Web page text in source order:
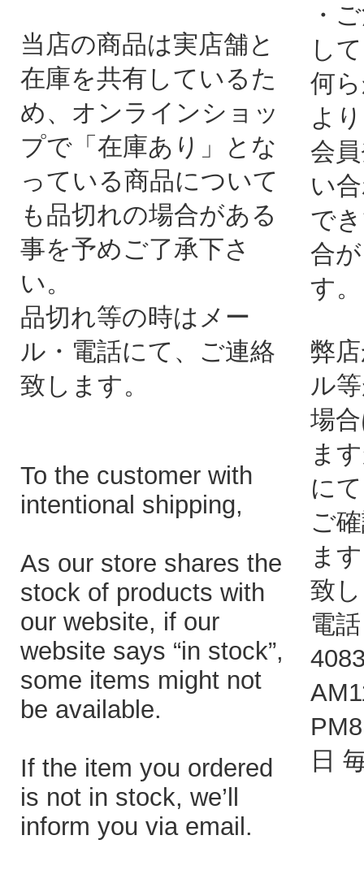
当店の商品は実店舗と
在庫を共有しているた
め、オンラインショッ
プで「在庫あり」とな
っている商品について
も品切れの場合がある
事を予めご了承下さ
い。
品切れ等の時はメー
ル・電話にて、ご連絡
致します。
To the customer with
intentional shipping,
As our store shares the
stock of products with
our website, if our
website says “in stock”,
some items might not
be available.
If the item you ordered
is not in stock, we’ll
inform you via email.
・
し
何
よ
会
い
で
合
す。
弊
ル
場
ま
に
ご
ま
致
電
日